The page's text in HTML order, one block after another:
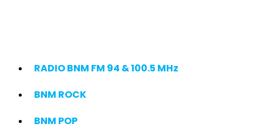
RADIO BNM FM 94 & 100.5 MHz
BNM ROCK
BNM POP